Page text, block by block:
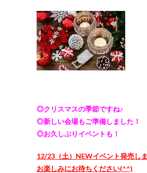
◎クリスマスの季節ですね♪
◎新しい会場もご準備しました！
◎お久しぶりイベントも！
12/23（土）NEWイベント発売し
お楽しみにお待ちください(^^)